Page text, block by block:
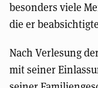
besonders viele
die er
Nach Verlesung
mit seiner